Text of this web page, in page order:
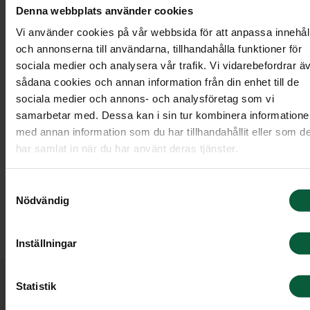
Denna webbplats använder cookies
Vi använder cookies på vår webbsida för att anpassa
och annonserna till användarna, tillhandahålla funktioner för
sociala medier och analysera vår trafik. Vi vidarebefordrar
sådana cookies och annan information från din enhet till de
sociala medier och annons- och analysföretag som vi
samarbetar med. Dessa kan i sin tur kombinera
med annan information som du har tillhandahållit eller som
har samlat in när du har använt deras tjänster.
Nödvändig
Inställningar
Statistik
Pia Alm
Kundområdeschef
Skicka e-post
Om Pia Alm